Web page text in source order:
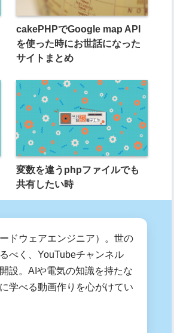
cakePHPでGoogle map API
を使った時にお世話になった
サイトまとめ
変数を違うphpファイルでも
共有したい時
ドウェアエンジニア）。世の
べく、YouTubeチャンネル
設。AIや電気の知識を持たな
学べる動画作りを心がけてい